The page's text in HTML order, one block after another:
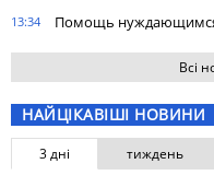
13:34 Помощь
Всі
НАЙЦІКАВІШІ НОВИНИ
3 дні тиждень